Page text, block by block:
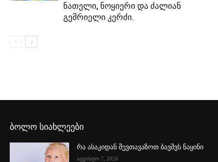
ნათელი, ნოყიერი და ძალიან
გემრიელი კერძი.
ბოლო სიახლეები
რა ასაკიდან შევთავაზოთ ბავშვს ნაყინი
აგვისტო 7, 2026